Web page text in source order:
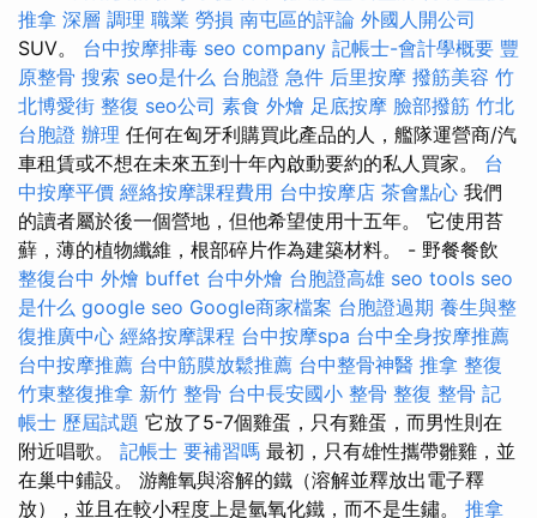
推拿 深層 調理 職業 勞損 南屯區的評論 外國人開公司
SUV。 台中按摩排毒 seo company 記帳士-會計學概要 豐
原整骨 搜索 seo是什么 台胞證 急件 后里按摩 撥筋美容 竹
北博愛街 整復 seo公司 素食 外燴 足底按摩 臉部撥筋 竹北
台胞證 辦理 任何在匈牙利購買此產品的人，艦隊運營商/汽
車租賃或不想在未來五到十年內啟動要約的私人買家。 台
中按摩平價 經絡按摩課程費用 台中按摩店 茶會點心 我們
的讀者屬於後一個營地，但他希望使用十五年。 它使用苔
蘚，薄的植物纖維，根部碎片作為建築材料。 - 野餐餐飲
整復台中 外燴 buffet 台中外燴 台胞證高雄 seo tools seo
是什么 google seo Google商家檔案 台胞證過期 養生與整
復推廣中心 經絡按摩課程 台中按摩spa 台中全身按摩推薦
台中按摩推薦 台中筋膜放鬆推薦 台中整骨神醫 推拿 整復
竹東整復推拿 新竹 整骨 台中長安國小 整骨 整復 整骨 記
帳士 歷屆試題 它放了5-7個雞蛋，只有雞蛋，而男性則在
附近唱歌。 記帳士 要補習嗎 最初，只有雄性攜帶雛雞，並
在巢中鋪設。 游離氧與溶解的鐵（溶解並釋放出電子釋
放），並且在較小程度上是氫氧化鐵，而不是生鏽。 推拿